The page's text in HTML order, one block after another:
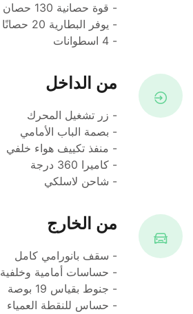
- قوة حصانية 130 حصان
- يوفر البطارية 20 حصانًا
- 4 اسطوانات
من الداخل
- زر تشغيل المحرك
- بصمة الباب الأمامي
- منفذ تكييف هواء خلفي
- كاميرا 360 درجة
- شاحن لاسلكي
من الخارج
- سقف بانورامي كامل
- حساسات أمامية وخلفية
- جنوط بقياس 19 بوصة
- حساس للنقطة العمياء